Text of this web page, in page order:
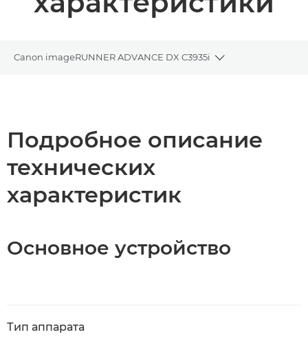
Canon imageRUNNER ADVANCE DX C3935i
Toggle
Подробное описание
технических
характеристик
Основное устройство
Тип аппарата